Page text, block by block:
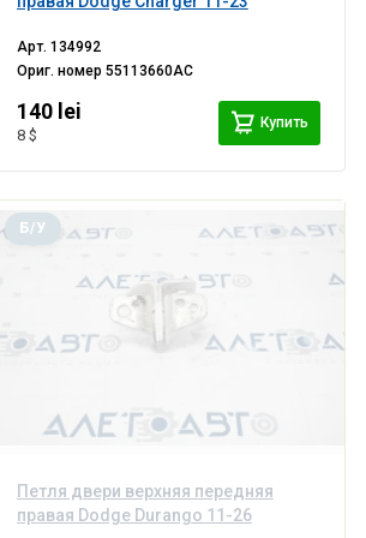
Арт. 134992
Ориг. номер 55113660AC
140 lei
8 $
Купить
Петля двери верхняя передняя
правая Dodge Durango 11-26
Б/У